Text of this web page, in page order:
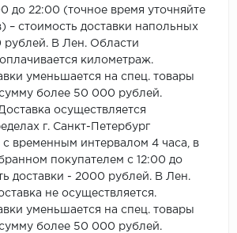
Natisston
Next Step
No brand
Pergo
Primavera
до 22:00 (точное время уточняйте
– стоимость доставки напольных
рублей. В Лен. Области
километраж.
уменьшается на спец. товары
более 50 000 рублей.
осуществляется
г. Санкт-Петербург
с временным интервалом 4 часа, в
покупателем с 12:00 до
доставки - 2000 рублей. В Лен.
не осуществляется.
уменьшается на спец. товары
более 50 000 рублей.